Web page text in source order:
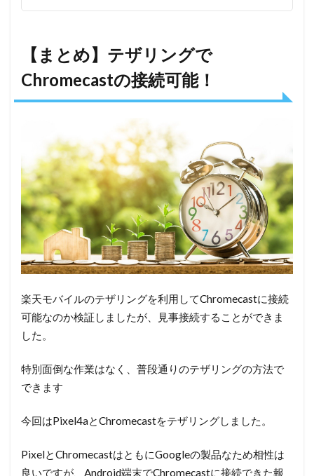
【まとめ】テザリングで
Chromecastの接続可能！
楽天モバイルのテザリングを利用してChromecastに接続
可能なのか検証しましたが、見事接続することができま
した。
特別面倒な作業はなく、普段通りのテザリングの方法で
できます
今回はPixel4aとChromecastをテザリングしました。
PixelとChromecastはともにGoogleの製品なため相性は
良いですが、Android端末でChromecastに接続できた報